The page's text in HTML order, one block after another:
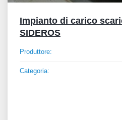
Impianto di carico
SIDEROS
Produttore:
Categoria: